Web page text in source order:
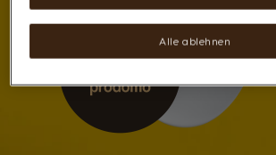
Alle ablehnen